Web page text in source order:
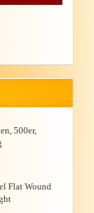
500er,
Flat Wound